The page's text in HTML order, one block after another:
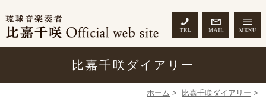
比嘉千咲ダイアリー
ホーム > 比嘉千咲ダイアリー >